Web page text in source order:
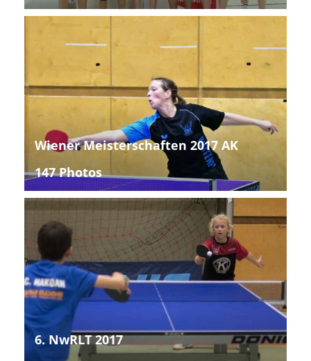
Wiener Meisterschaften 2017 AK
147 Photos
6. NwRLT 2017